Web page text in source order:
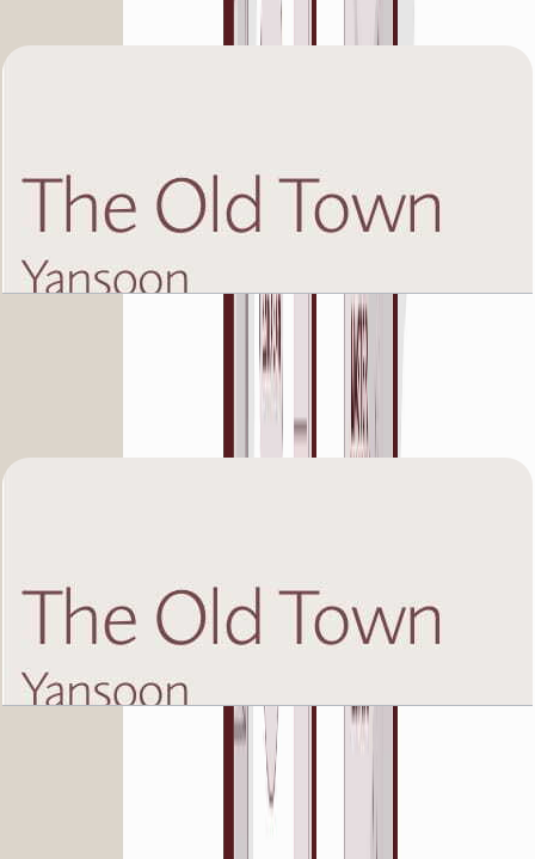
The Old Town Yansoon 5, Eight Floor, 3 BR,
The Old Town Yansoon 5, Fifth Floor, 1 BR, Unit